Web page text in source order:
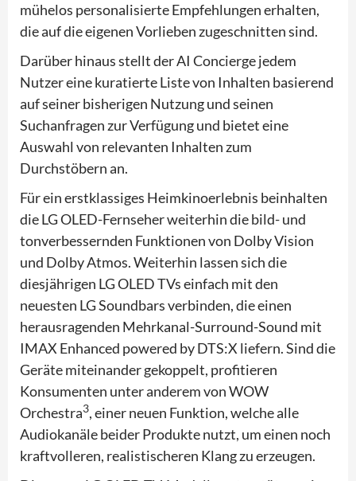
mühelos personalisierte Empfehlungen erhalten,
die auf die eigenen Vorlieben zugeschnitten sind.
Darüber hinaus stellt der AI Concierge jedem
Nutzer eine kuratierte Liste von Inhalten basierend
auf seiner bisherigen Nutzung und seinen
Suchanfragen zur Verfügung und bietet eine
Auswahl von relevanten Inhalten zum
Durchstöbern an.
Für ein erstklassiges Heimkinoerlebnis beinhalten
die LG OLED-Fernseher weiterhin die bild- und
tonverbessernden Funktionen von Dolby Vision
und Dolby Atmos. Weiterhin lassen sich die
diesjährigen LG OLED TVs einfach mit den
neuesten LG Soundbars verbinden, die einen
herausragenden Mehrkanal-Surround-Sound mit
IMAX Enhanced powered by DTS:X liefern. Sind die
Geräte miteinander gekoppelt, profitieren
Konsumenten unter anderem von WOW
Orchestra3, einer neuen Funktion, welche alle
Audiokanäle beider Produkte nutzt, um einen noch
kraftvolleren, realistischeren Klang zu erzeugen.